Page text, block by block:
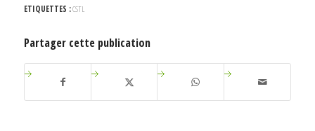
ETIQUETTES :CSTL
Partager cette publication